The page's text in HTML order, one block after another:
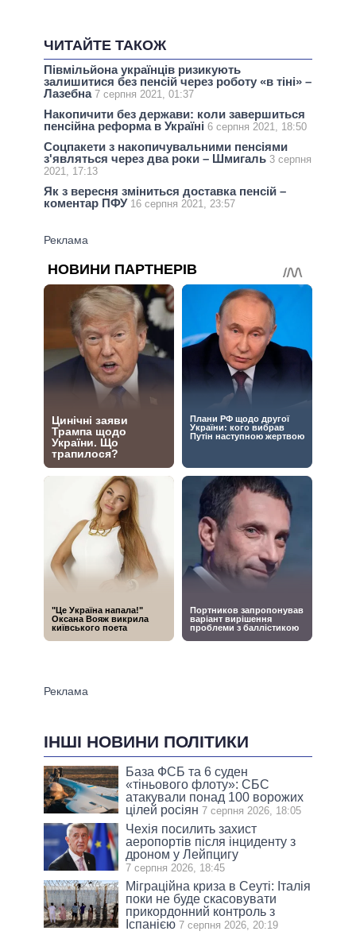
ЧИТАЙТЕ ТАКОЖ
Півмільйона українців ризикують
залишитися без пенсій через роботу «в тіні» –
Лазебна 7 серпня 2021, 01:37
Накопичити без держави: коли завершиться
пенсійна реформа в Україні 6 серпня 2021, 18:50
Соцпакети з накопичувальними пенсіями
з'являться через два роки – Шмигаль 3 серпня
2021, 17:13
Як з вересня зміниться доставка пенсій –
коментар ПФУ 16 серпня 2021, 23:57
ІНШІ НОВИНИ ПОЛІТИКИ
База ФСБ та 6 суден
«тіньового флоту»: СБС
атакували понад 100 ворожих
цілей росіян 7 серпня 2026, 18:05
Чехія посилить захист
аеропортів після інциденту з
дроном у Лейпцигу
7 серпня 2026, 18:45
Міграційна криза в Сеуті: Італія
поки не буде скасовувати
прикордонний контроль з
Іспанією 7 серпня 2026, 20:19